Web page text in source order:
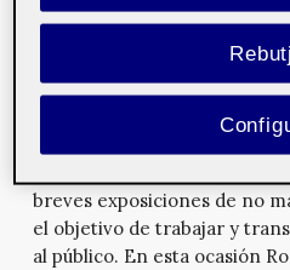
actualidad.
WebCat:
breves exposiciones de no
el objetivo de trabajar y
al público. En esta ocasión